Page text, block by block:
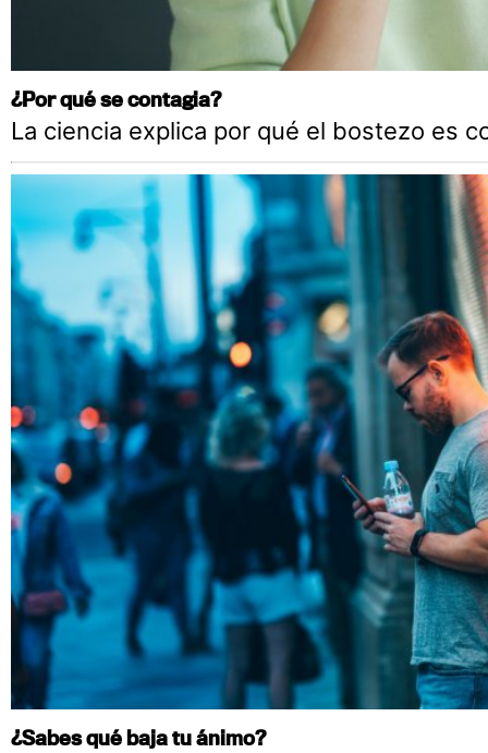
¿Por qué se contagia?
La ciencia explica por qué el bostezo es
¿Sabes qué baja tu ánimo?